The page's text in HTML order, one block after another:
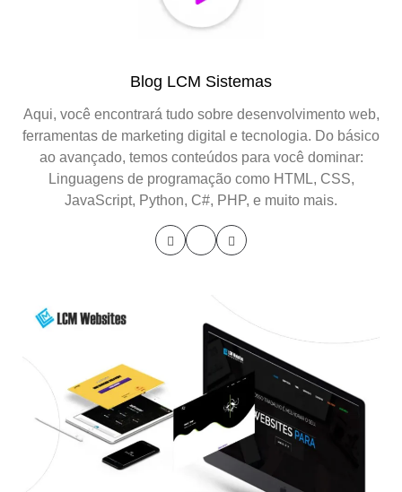
Blog LCM Sistemas
Aqui, você encontrará tudo sobre desenvolvimento web,
ferramentas de marketing digital e tecnologia. Do básico
ao avançado, temos conteúdos para você dominar:
Linguagens de programação como HTML, CSS,
JavaScript, Python, C#, PHP, e muito mais.